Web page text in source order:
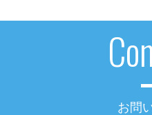
短時間労働者の社会保険加
お問